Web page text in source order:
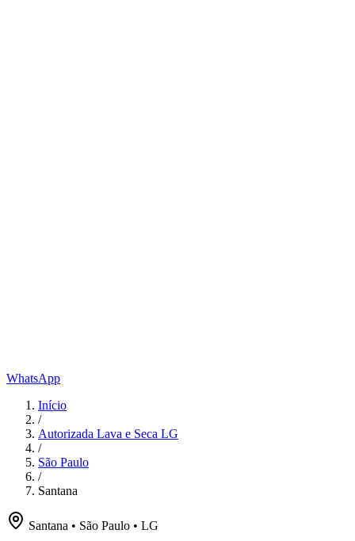
WhatsApp
Início
/
Autorizada Lava e Seca LG
/
São Paulo
/
Santana
Santana • São Paulo • LG